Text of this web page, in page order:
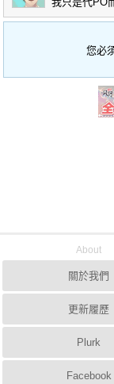
您必
About
關於我們
更新履歷
Plurk
Facebook